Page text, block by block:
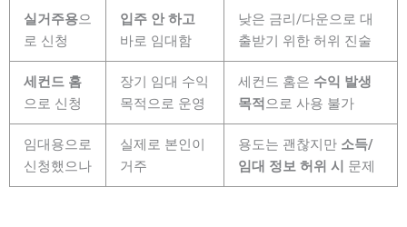
실거주용으
로 신청
입주 안 하고
바로 임대함
낮은 금리/다운으로 대
출받기 위한 허위 진술
세컨드 홈
으로 신청
장기 임대 수익
목적으로 운영
세컨드 홈은 수익 발생
목적 으로 사용 불가
임대용으로
신청했으나
실제로 본인이
거주
용도는 괜찮지만 소득/
임대 정보 허위 시 문제